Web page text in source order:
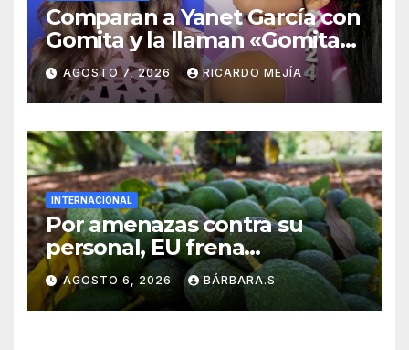
Comparan a Yanet García con
Gomita y la llaman «Gomita
Premium»
AGOSTO 7, 2026 RICARDO MEJÍA
INTERNACIONAL
Por amenazas contra su
personal, EU frena
exportación de aguacate
AGOSTO 6, 2026 BÁRBARA.S